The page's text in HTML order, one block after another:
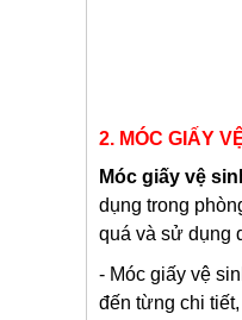
2. MÓC GIẤY
Móc giấy vệ
dụng trong
quá và sử dụng
- Móc giấy vệ
đến từng chi